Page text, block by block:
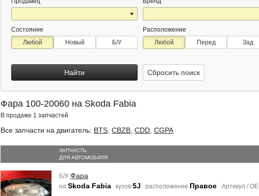
Состояние
Любой
Новый Б/У
Расположение
Любой
Перед Зад
Найти Сбросить поиск
Фара 100-20060 на Skoda Fabia
В продаже 1 запчастей
Все запчасти на двигатель: BTS CBZB CDD CGPA
ЗАПЧАСТЬ
ДЛЯ АВТОМОБИЛЯ
Б/У Фара
на Skoda Fabia кузов 5J расположение Правое Артикул /